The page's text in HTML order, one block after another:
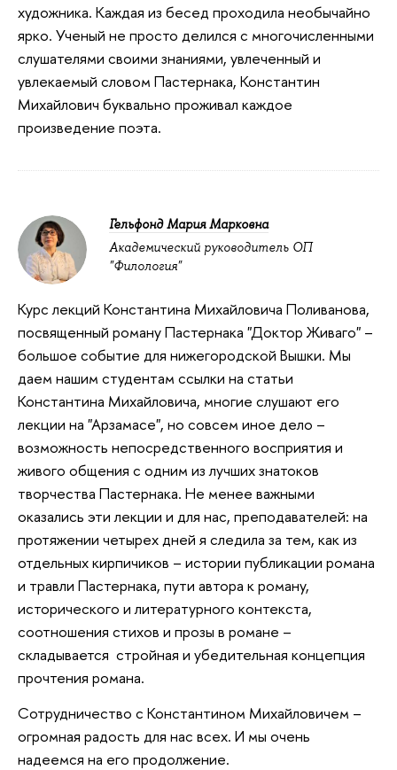
художника. Каждая из бесед проходила необычайно
ярко. Ученый не просто делился с многочисленными
слушателями своими знаниями, увлеченный и
увлекаемый словом Пастернака, Константин
Михайлович буквально проживал каждое
произведение поэта.
Гельфонд Мария Марковна
Академический руководитель ОП
"Филология"
Курс лекций Константина Михайловича Поливанова,
посвященный роману Пастернака "Доктор Живаго" –
большое событие для нижегородской Вышки. Мы
даем нашим студентам ссылки на статьи
Константина Михайловича, многие слушают его
лекции на "Арзамасе", но совсем иное дело –
возможность непосредственного восприятия и
живого общения с одним из лучших знатоков
творчества Пастернака. Не менее важными
оказались эти лекции и для нас, преподавателей: на
протяжении четырех дней я следила за тем, как из
отдельных кирпичиков – истории публикации романа
и травли Пастернака, пути автора к роману,
исторического и литературного контекста,
соотношения стихов и прозы в романе –
складывается стройная и убедительная концепция
прочтения романа.
Сотрудничество с Константином Михайловичем –
огромная радость для нас всех. И мы очень
надеемся на его продолжение.